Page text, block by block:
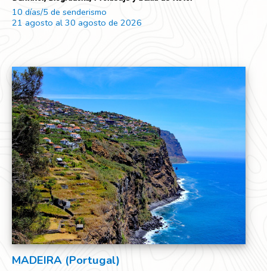
10 días/5 de senderismo
21 agosto al 30 agosto de 2026
MADEIRA (Portugal)